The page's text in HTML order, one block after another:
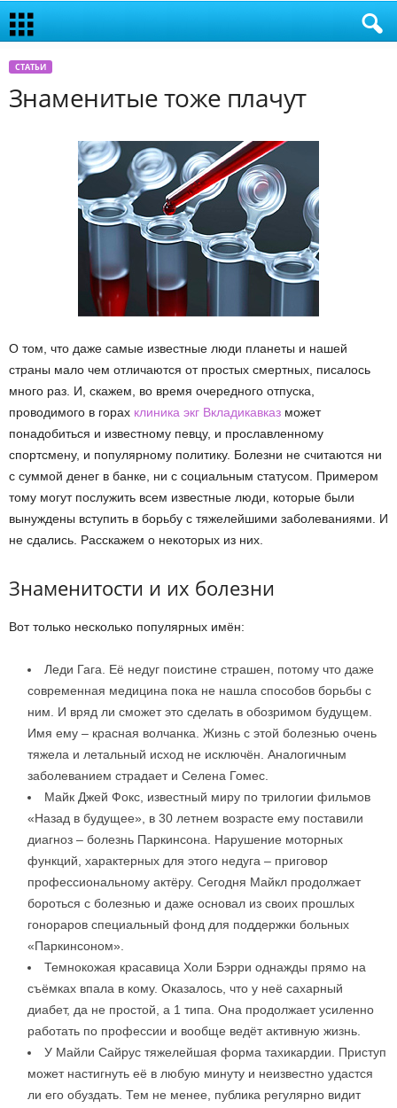
СТАТЬИ
Знаменитые тоже плачут
О том, что даже самые известные люди планеты и нашей
страны мало чем отличаются от простых смертных, писалось
много раз. И, скажем, во время очередного отпуска,
проводимого в горах клиника экг Вкладикавказ может
понадобиться и известному певцу, и прославленному
спортсмену, и популярному политику. Болезни не считаются ни
с суммой денег в банке, ни с социальным статусом. Примером
тому могут послужить всем известные люди, которые были
вынуждены вступить в борьбу с тяжелейшими заболеваниями. И
не сдались. Расскажем о некоторых из них.
Знаменитости и их болезни
Вот только несколько популярных имён:
Леди Гага. Её недуг поистине страшен, потому что даже
современная медицина пока не нашла способов борьбы с
ним. И вряд ли сможет это сделать в обозримом будущем.
Имя ему – красная волчанка. Жизнь с этой болезнью очень
тяжела и летальный исход не исключён. Аналогичным
заболеванием страдает и Селена Гомес.
Майк Джей Фокс, известный миру по трилогии фильмов
«Назад в будущее», в 30 летнем возрасте ему поставили
диагноз – болезнь Паркинсона. Нарушение моторных
функций, характерных для этого недуга – приговор
профессиональному актёру. Сегодня Майкл продолжает
бороться с болезнью и даже основал из своих прошлых
гонораров специальный фонд для поддержки больных
«Паркинсоном».
Темнокожая красавица Холи Бэрри однажды прямо на
съёмках впала в кому. Оказалось, что у неё сахарный
диабет, да не простой, а 1 типа. Она продолжает усиленно
работать по профессии и вообще ведёт активную жизнь.
У Майли Сайрус тяжелейшая форма тахикардии. Приступ
может настигнуть её в любую минуту и неизвестно удастся
ли его обуздать. Тем не менее, публика регулярно видит